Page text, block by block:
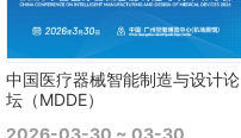
中国医疗器械智能制造与设计论
坛（MDDE）